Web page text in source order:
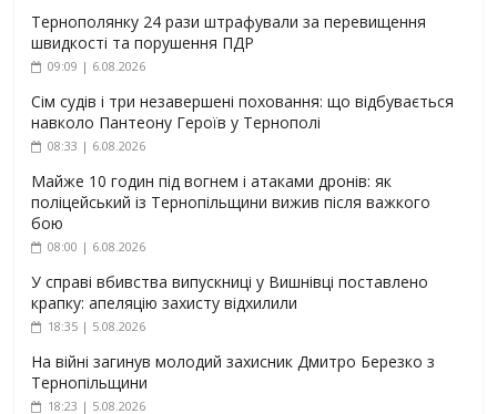
Тернополянку 24 рази штрафували за перевищення
швидкості та порушення ПДР
09:09 | 6.08.2026
Сім судів і три незавершені поховання: що відбувається
навколо Пантеону Героїв у Тернополі
08:33 | 6.08.2026
Майже 10 годин під вогнем і атаками дронів: як
поліцейський із Тернопільщини вижив після важкого
бою
08:00 | 6.08.2026
У справі вбивства випускниці у Вишнівці поставлено
крапку: апеляцію захисту відхилили
18:35 | 5.08.2026
На війні загинув молодий захисник Дмитро Березко з
Тернопільщини
18:23 | 5.08.2026